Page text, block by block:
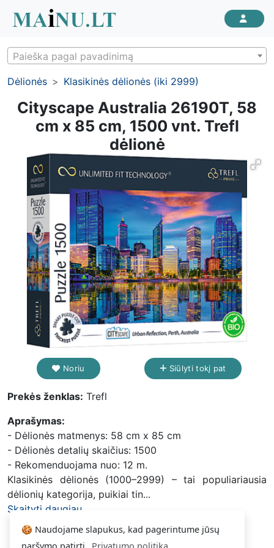
🍪 Naudojame slapukus, kad pagerintume jūsų
naršymo patirtį.
Privatumo politika
Paieška pagal pavadinimą
Dėlionės Klasikinės dėlionės (iki 2999)
Cityscape Australia 26190T, 58
cm x 85 cm, 1500 vnt. Trefl
dėlionė
Noriu Siūlyti tokį pat
Prekės ženklas: Trefl
Aprašymas:
- Dėlionės matmenys: 58 cm x 85 cm
- Dėlionės detalių skaičius: 1500
- Rekomenduojama nuo: 12 m.
Klasikinės dėlionės (1000–2999) – tai populiariausia
dėlionių kategorija, puikiai tin...
Skaityti daugiau...